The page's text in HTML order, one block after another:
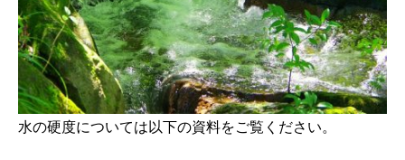
水の硬度については以下の資料をご覧ください。